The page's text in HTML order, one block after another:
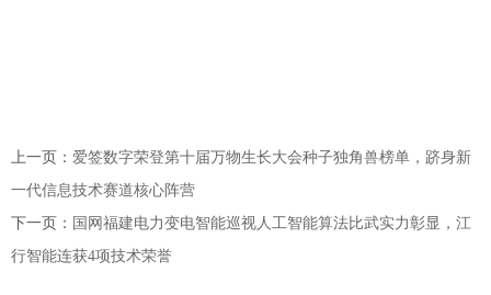
上一页： 爱签数字荣登第十届万物生长大会种子独角兽榜单，跻身新
一代信息技术赛道核心阵营
下一页： 国网福建电力变电智能巡视人工智能算法比武实力彰显，江
行智能连获4项技术荣誉